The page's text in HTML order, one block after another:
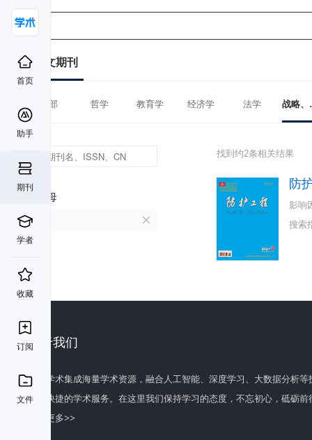
首页
助手
期刊
学者
收藏
订阅
文件
中文期刊
全部 哲学 教育学 经济学 法学 战
首字母
F
找到约2条相关结果
防
影响
搜索
关于我们
百度学术集成海量学术资源，融合人工智能、深度学习、大数据分析
全面快捷的学术服务。在这里我们保持学习的态度，不忘初心，砥砺前
了解更多>>